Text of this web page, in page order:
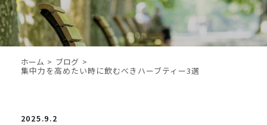
ホーム ブログ
集中力を高めたい時に飲むべきハーブティー3選
2025.9.2